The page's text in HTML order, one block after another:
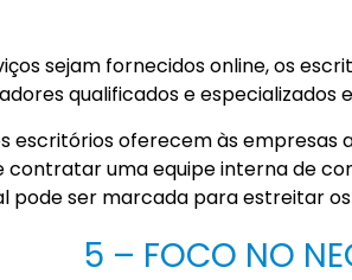
sejam fornecidos online, os
qualificados e especializados
escritórios oferecem às empresas
contratar uma equipe interna de
pode ser marcada para estreitar
5 – FOCO NO